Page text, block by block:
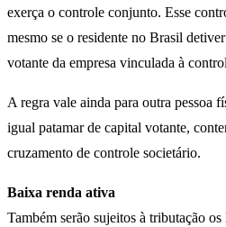
exerça o controle conjunto. Esse
mesmo se o residente no Brasil
votante da empresa vinculada à
A regra vale ainda para outra pessoa
igual patamar de capital votante,
cruzamento de controle societário.
Baixa renda ativa
Também serão sujeitos à tributação